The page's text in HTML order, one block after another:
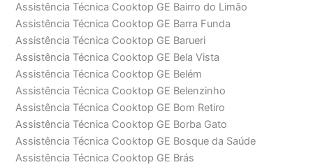
Assistência Técnica Cooktop GE Bairro do Limão
Assistência Técnica Cooktop GE Barra Funda
Assistência Técnica Cooktop GE Barueri
Assistência Técnica Cooktop GE Bela Vista
Assistência Técnica Cooktop GE Belém
Assistência Técnica Cooktop GE Belenzinho
Assistência Técnica Cooktop GE Bom Retiro
Assistência Técnica Cooktop GE Borba Gato
Assistência Técnica Cooktop GE Bosque da Saúde
Assistência Técnica Cooktop GE Brás